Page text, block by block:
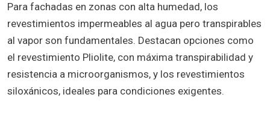
Para fachadas en zonas con alta humedad, los
revestimientos impermeables al agua pero transpirables
al vapor son fundamentales. Destacan opciones como
el revestimiento Pliolite, con máxima transpirabilidad y
resistencia a microorganismos, y los revestimientos
siloxánicos, ideales para condiciones exigentes.